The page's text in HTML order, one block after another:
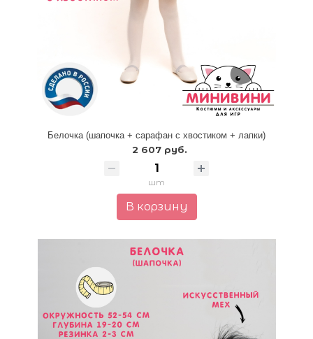
Белочка (шапочка + сарафан с хвостиком + лапки)
2 607 руб.
шт
В корзину